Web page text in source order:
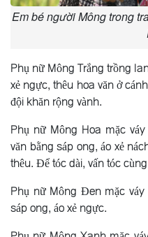
Em bé người Mông trong
Phụ nữ Mông Trắng trồng
xẻ ngực, thêu hoa văn ở
đội khăn rộng vành.
Phụ nữ Mông Hoa mặc
văn bằng sáp ong, áo xẻ
thêu. Ðể tóc dài, vấn tóc
Phụ nữ Mông Ðen mặc
sáp ong, áo xẻ ngực.